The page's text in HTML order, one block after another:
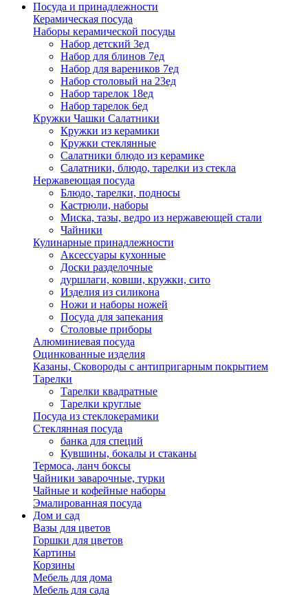
Посуда и принадлежности
Керамическая посуда
Наборы керамической посуды
Набор детский 3ед
Набор для блинов 7ед
Набор для вареников 7ед
Набор столовый на 23ед
Набор тарелок 18ед
Набор тарелок 6ед
Кружки Чашки Салатники
Кружки из керамики
Кружки стеклянные
Салатники блюдо из керамике
Салатники, блюдо, тарелки из стекла
Нержавеющая посуда
Блюдо, тарелки, подносы
Кастрюли, наборы
Миска, тазы, ведро из нержавеющей стали
Чайники
Кулинарные принадлежности
Аксессуары кухонные
Доски разделочные
дуршлаги, ковши, кружки, сито
Изделия из силикона
Ножи и наборы ножей
Посуда для запекания
Столовые приборы
Алюминиевая посуда
Оцинкованные изделия
Казаны, Сковороды с антипригарным покрытием
Тарелки
Тарелки квадратные
Тарелки круглые
Посуда из стеклокерамики
Стеклянная посуда
банка для специй
Кувшины, бокалы и стаканы
Термоса, ланч боксы
Чайники заварочные, турки
Чайные и кофейные наборы
Эмалированная посуда
Дом и сад
Вазы для цветов
Горшки для цветов
Картины
Корзины
Мебель для дома
Мебель для сада